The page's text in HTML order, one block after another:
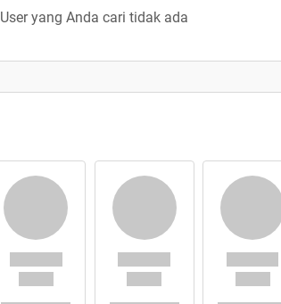
User yang Anda cari tidak ada